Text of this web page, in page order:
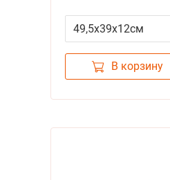
49,5х39х12см
В корзину